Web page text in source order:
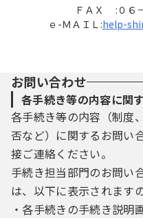
ＦＡＸ :０６
ｅ-ＭＡＩＬ:help-
お問い合わせ
各手続き等の内容に関
各手続き等の内容（制度
否など）に関するお問い
接ご連絡ください。
手続き担当部門のお問い
は、以下に表示されます
・各手続きの手続き説明